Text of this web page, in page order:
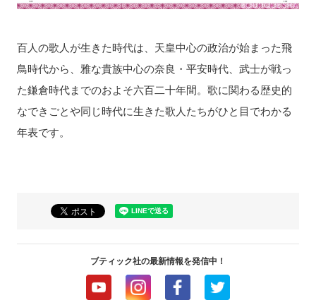
百人の歌人が生きた時代は、天皇中心の政治が始まった飛
鳥時代から、雅な貴族中心の奈良・平安時代、武士が戦っ
た鎌倉時代までのおよそ六百二十年間。歌に関わる歴史的
なできごとや同じ時代に生きた歌人たちがひと目でわかる
年表です。
ブティック社の最新情報を発信中！